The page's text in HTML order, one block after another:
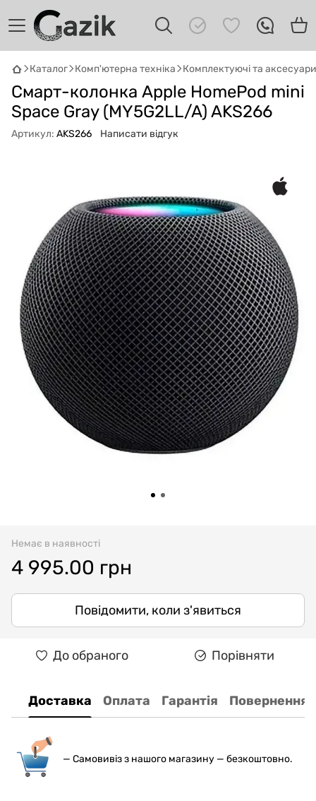
Каталог Комп'ютерна техніка Комплектуючі та аксесуари
Смарт-колонка Apple HomePod mini
Space Gray (MY5G2LL/A) AKS266
Артикул: AKS266 Написати відгук
Немає в наявності
4 995.00 грн
Повідомити, коли з'явиться
До обраного Порівняти
Доставка Оплата Гарантія Повернення
— Самовивіз з нашого магазину — безкоштовно.
Онлайн · пошук техніки
Привіт! 👋 Я Gazik AI — допоможу